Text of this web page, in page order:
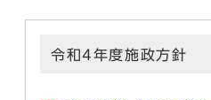
令和4年度施政方針